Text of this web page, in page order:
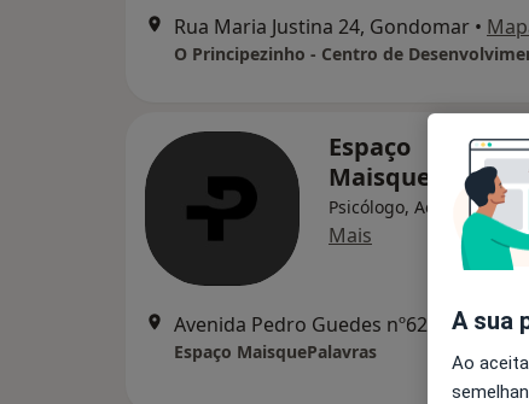
Rua Maria Justina 24, Gondomar •
Espaço
Psicólogo, Acupuntor,
Mais
Espaço MaisquePalavras
A sua
Ao